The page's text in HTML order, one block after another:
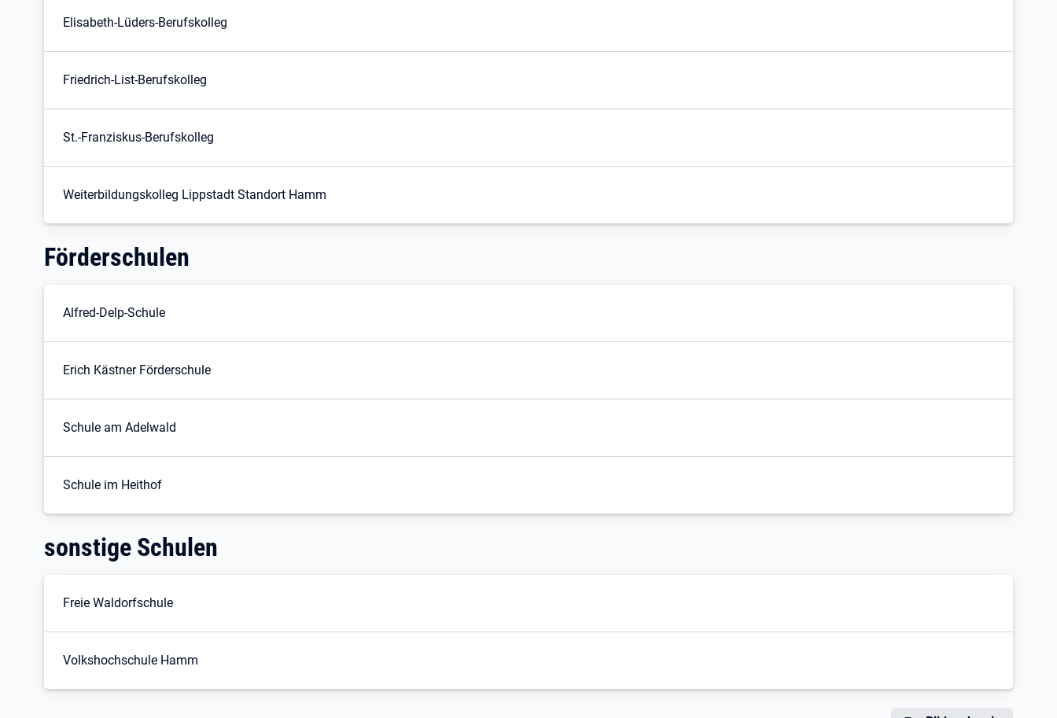
Elisabeth-Lüders-Berufskolleg
Friedrich-List-Berufskolleg
St.-Franziskus-Berufskolleg
Weiterbildungskolleg Lippstadt Standort Hamm
Förderschulen
Alfred-Delp-Schule
Erich Kästner Förderschule
Schule am Adelwald
Schule im Heithof
sonstige Schulen
Freie Waldorfschule
Volkshochschule Hamm